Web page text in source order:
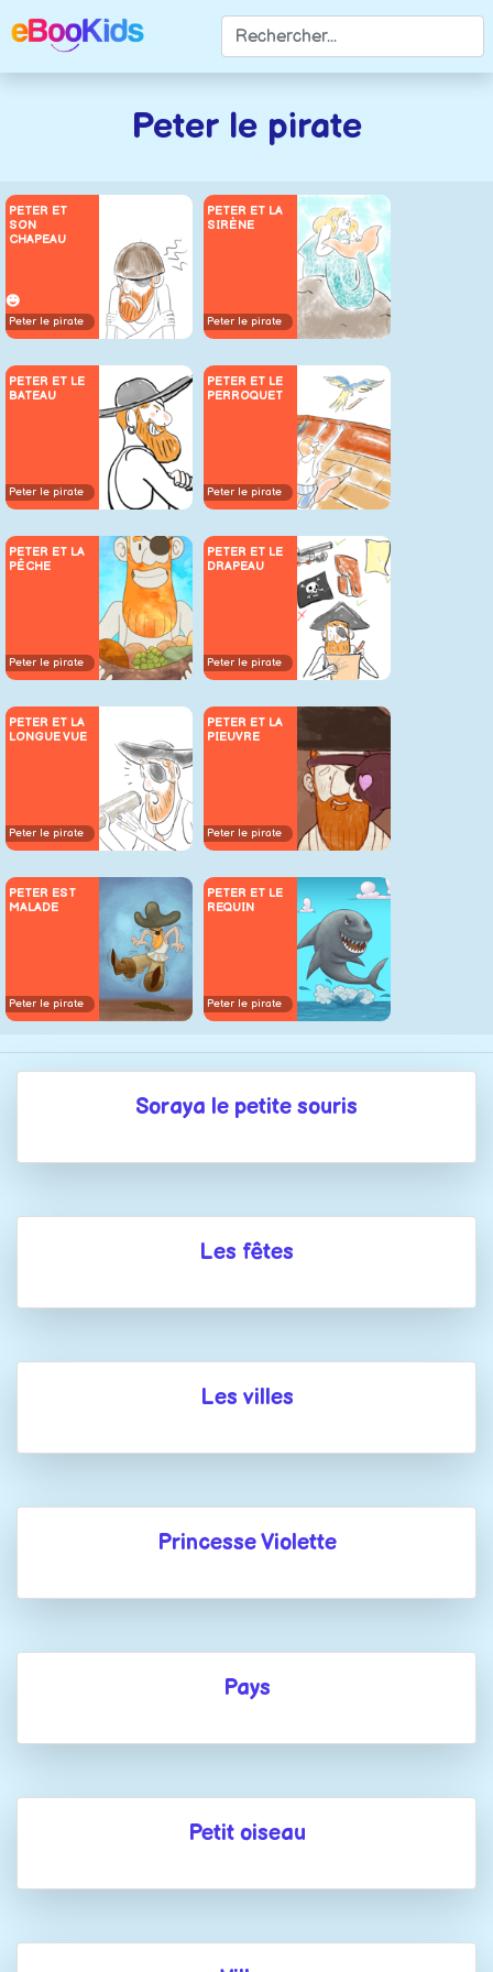
Peter le pirate
PETER ET
SON
CHAPEAU
Peter le pirate
PETER ET LA
SIRÈNE
Peter le pirate
PETER ET LE
BATEAU
Peter le pirate
PETER ET LE
PERROQUET
Peter le pirate
PETER ET LA
PÊCHE
Peter le pirate
PETER ET LE
DRAPEAU
Peter le pirate
PETER ET LA
LONGUE VUE
Peter le pirate
PETER ET LA
PIEUVRE
Peter le pirate
PETER EST
MALADE
Peter le pirate
PETER ET LE
REQUIN
Peter le pirate
Soraya le petite souris
Les fêtes
Les villes
Princesse Violette
Pays
Petit oiseau